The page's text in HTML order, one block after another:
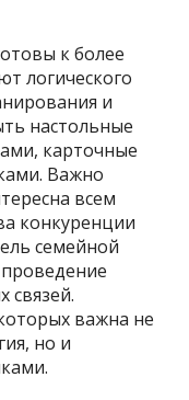
к более
логического
и
настольные
карточные
Важно
всем
конкуренции
семейной
связей.
важна не
но и